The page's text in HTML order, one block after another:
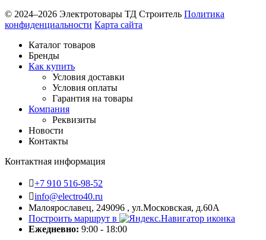
© 2024–2026 Электротовары ТД Строитель Политика
конфиденциальности Карта сайта
Каталог товаров
Бренды
Как купить
Условия доставки
Условия оплаты
Гарантия на товары
Компания
Реквизиты
Новости
Контакты
Контактная информация
+7 910 516-98-52
info@electro40.ru
Малоярославец, 249096 , ул.Московская, д.60А
Построить маршрут в
Ежедневно: 9:00 - 18:00